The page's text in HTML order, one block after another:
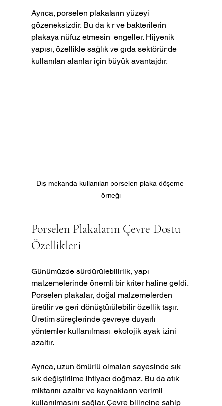
Ayrıca, porselen plakaların yüzeyi
gözeneksizdir. Bu da kir ve bakterilerin
plakaya nüfuz etmesini engeller. Hijyenik
yapısı, özellikle sağlık ve gıda sektöründe
kullanılan alanlar için büyük avantajdır.
Dış mekanda kullanılan porselen plaka döşeme
örneği
Porselen Plakaların Çevre Dostu
Özellikleri
Günümüzde sürdürülebilirlik, yapı
malzemelerinde önemli bir kriter haline geldi.
Porselen plakalar, doğal malzemelerden
üretilir ve geri dönüştürülebilir özellik taşır.
Üretim süreçlerinde çevreye duyarlı
yöntemler kullanılması, ekolojik ayak izini
azaltır.
Ayrıca, uzun ömürlü olmaları sayesinde sık
sık değiştirilme ihtiyacı doğmaz. Bu da atık
miktarını azaltır ve kaynakların verimli
kullanılmasını sağlar. Çevre bilincine sahip